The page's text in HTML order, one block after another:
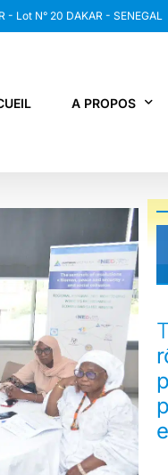
Lot N° 20 DAKAR - SENEGAL
A PROPOS
WANEP
LES MEMBRES